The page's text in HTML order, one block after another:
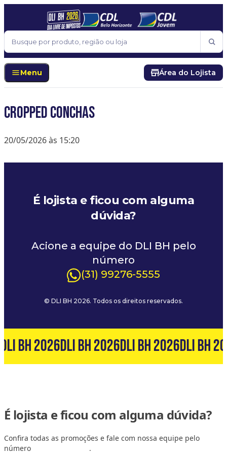
Pular para o conteúdo
Buscar
Menu Área do Lojista
Cropped Conchas
20/05/2026 às 15:20
É lojista e ficou com alguma
dúvida?
Acione a equipe do DLI BH pelo
número
(31) 99276-5555
© DLI BH 2026. Todos os direitos reservados.
BH 2026DLI BH 2026DLI BH 2026DLI BH
É lojista e ficou com alguma dúvida?
Confira todas as promoções e fale com nossa equipe pelo
número
.